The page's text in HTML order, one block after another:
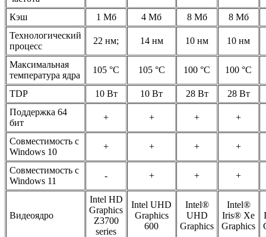
Кэш
1 Мб 4 Мб 8 Мб
8 Мб
Технологический
процесс
22 нм; 14 нм 10 нм 10 нм
Максимальная
температура ядра
105 °C 105 °C 100 °C 100 °C
TDP 10 Вт 10 Вт 28 Вт
28 Вт
Поддержка 64
бит
+ + + +
Совместимость с
Windows 10
+ + + +
Совместимость с
Windows 11
- + + +
Видеоядро
Intel HD
Graphics
Z3700
series
Intel UHD
Graphics
600
Intel®
UHD
Graphics
Intel®
Iris® Xe
Graphics